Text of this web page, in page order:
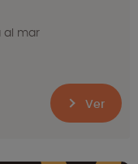
al mar
Ver